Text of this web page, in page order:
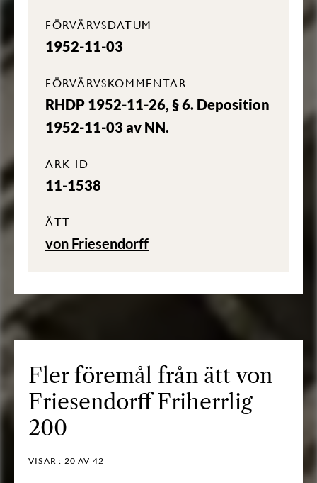
FÖRVÄRVSDATUM
1952-11-03
FÖRVÄRVSKOMMENTAR
RHDP 1952-11-26, § 6. Deposition
1952-11-03 av NN.
ARK ID
11-1538
ÄTT
von Friesendorff
Fler föremål från ätt von
Friesendorff Friherrlig
200
VISAR : 20 AV 42